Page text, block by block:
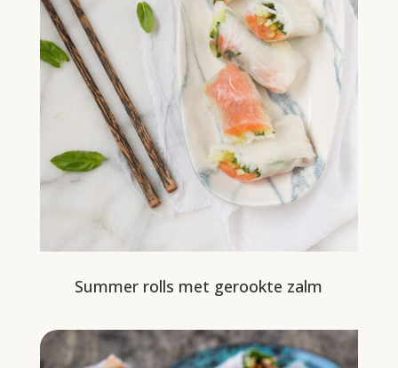
Summer rolls met gerookte zalm